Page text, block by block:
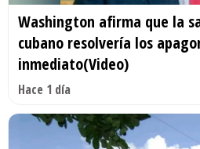
Washington afirma que la
cubano resolvería los
inmediato(Video)
Hace 1 día